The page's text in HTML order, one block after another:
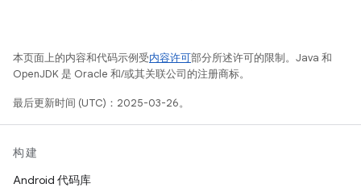
本页面上的内容和代码示例受内容许可部分所述许可的限制。Java 和
OpenJDK 是 Oracle 和/或其关联公司的注册商标。
最后更新时间 (UTC)：2025-03-26。
构建
Android 代码库